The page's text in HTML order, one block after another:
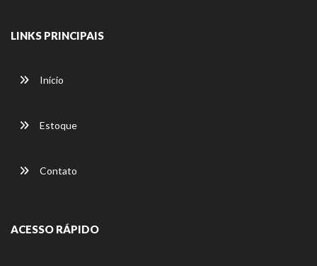
LINKS PRINCIPAIS
Início
Estoque
Contato
ACESSO RÁPIDO